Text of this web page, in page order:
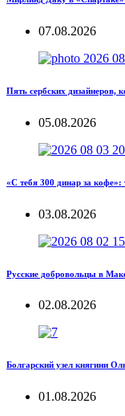
07.08.2026
Пять сербских
05.08.2026
«С тебя 300 динар за
03.08.2026
Русские добровольцы в
02.08.2026
Болгарский узел княгини
01.08.2026